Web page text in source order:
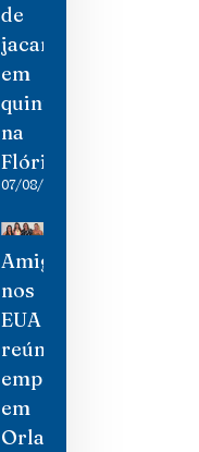
de
jacaré
em
quintal
na
Flórida
07/08/2026
Amigas
nos
EUA
reúne
empresárias
em
Orlando